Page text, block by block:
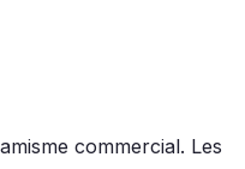
commercial. Les